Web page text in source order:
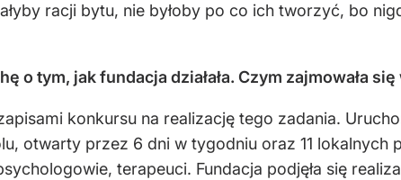
racji bytu, nie byłoby po co ich tworzyć, bo
o tym, jak fundacja działała. Czym zajmowała się
konkursu na realizację tego zadania.
otwarty przez 6 dni w tygodniu oraz 11 lokalnych
terapeuci. Fundacja podjęła się